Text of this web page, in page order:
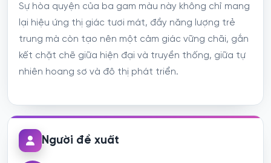
Sự hòa quyện của ba gam màu này không chỉ mang
lại hiệu ứng thị giác tươi mát, đầy năng lượng trẻ
trung mà còn tạo nên một cảm giác vững chãi, gắn
kết chặt chẽ giữa hiện đại và truyền thống, giữa tự
nhiên hoang sơ và đô thị phát triển.
Người đề xuất